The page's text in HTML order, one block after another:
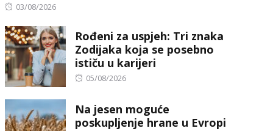
Posted
03/08/2026
Rođeni za uspjeh: Tri znaka
Zodijaka koja se posebno
ističu u karijeri
Posted
05/08/2026
Na jesen moguće
poskupljenje hrane u Evropi